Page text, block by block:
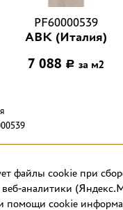
PF60000539
ABK (Италия)
7 088 Р за м2
файлы cookie при
аналитики
помощи cookie